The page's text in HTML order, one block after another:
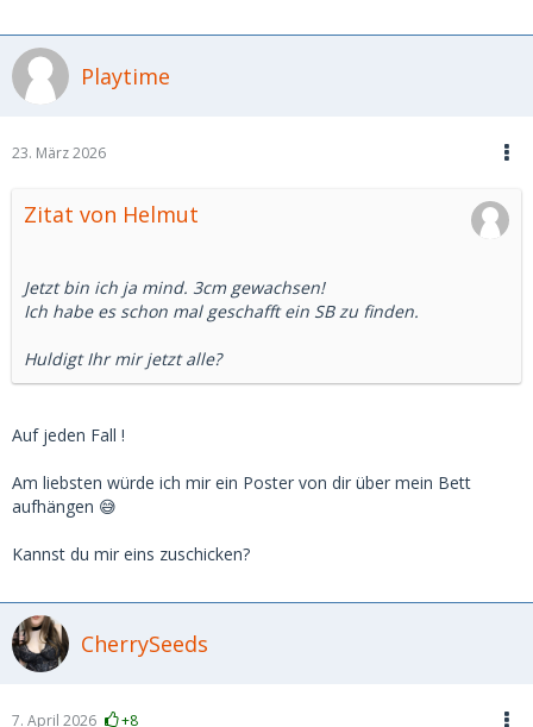
Die Plattform hat sich in eine andere Richtung entwickelt.
Angebote von professionellen/halbprofessionellen SDL für
schnelle unkomplizierte Sexdates im Hotel findet man
Playtime
23. März 2026
Zitat von Helmut
Jetzt bin ich ja mind. 3cm gewachsen!
Ich habe es schon mal geschafft ein SB zu finden.
Huldigt Ihr mir jetzt alle?
Auf jeden Fall !
Am liebsten würde ich mir ein Poster von dir über mein Bett
aufhängen 😅
Kannst du mir eins zuschicken?
CherrySeeds
7. April 2026 +8